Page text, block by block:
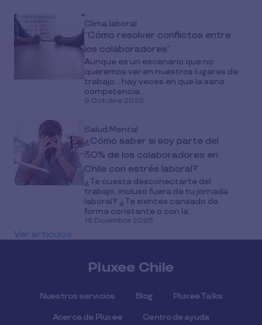
Clima laboral
“Cómo resolver conflictos entre
los colaboradores”
Aunque es un escenario que no
queremos ver en nuestros lugares de
trabajo... hay veces en que la sana
competencia...
9 Octubre 2022
Salud Mental
¿Cómo saber si soy parte del
30% de los colaboradores en
Chile con estrés laboral?
¿Te cuesta desconectarte del
trabajo, incluso fuera de tu jornada
laboral? ¿Te sientes cansado de
forma constante o con la...
18 Diciembre 2025
Ver artículos
Pluxee Chile
Nuestros servicios Blog Pluxee Talks
Acerca de Pluxee Centro de ayuda